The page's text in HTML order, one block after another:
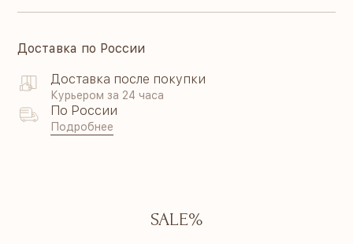
Доставка по России
Доставка после покупки
Курьером за 24 часа
По России
Подробнее
SALE%